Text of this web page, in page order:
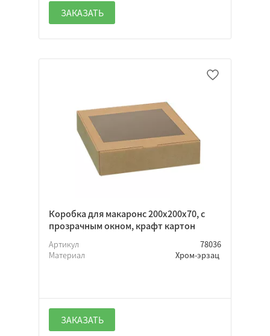
ЗАКАЗАТЬ
Коробка для макаронс 200х200х70, с
прозрачным окном, крафт картон
Артикул
78036
Материал
Хром-эрзац
ЗАКАЗАТЬ